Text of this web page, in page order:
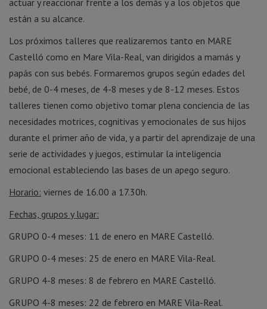
están a su alcance.
Los próximos talleres que realizaremos tanto en MARE
Castelló como en Mare Vila-Real, van dirigidos a mamás y
papás con sus bebés. Formaremos grupos según edades del
bebé, de 0-4 meses, de 4-8 meses y de 8-12 meses. Estos
talleres tienen como objetivo tomar plena conciencia de las
necesidades motrices, cognitivas y emocionales de sus hijos
durante el primer año de vida, y a partir del aprendizaje de una
serie de actividades y juegos, estimular la inteligencia
emocional estableciendo las bases de un apego seguro.
Horario: viernes de 16.00 a 17.30h.
Fechas, grupos y lugar:
GRUPO 0-4 meses: 11 de enero en MARE Castelló.
GRUPO 0-4 meses: 25 de enero en MARE Vila-Real.
GRUPO 4-8 meses: 8 de febrero en MARE Castelló.
GRUPO 4-8 meses: 22 de febrero en MARE Vila-Real.